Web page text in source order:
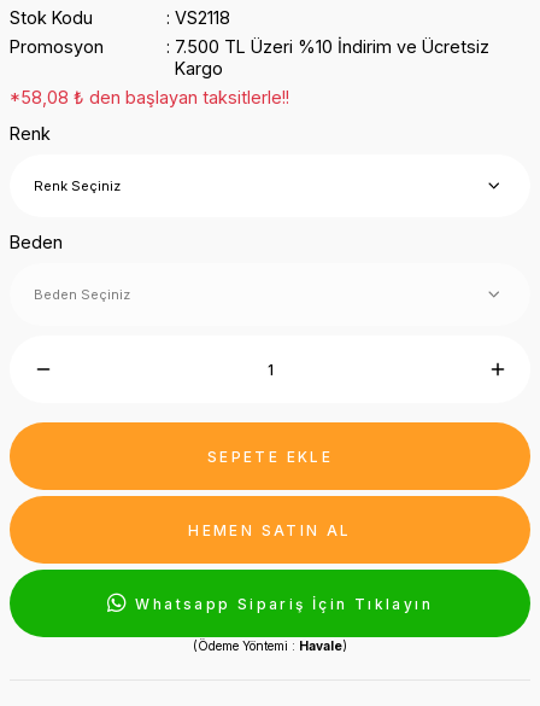
Stok Kodu
VS2118
Promosyon
7.500 TL Üzeri %10 İndirim ve Ücretsiz
Kargo
*58,08 ₺ den başlayan taksitlerle!!
Renk
Beden
SEPETE EKLE
HEMEN SATIN AL
Whatsapp Sipariş İçin Tıklayın
(Ödeme Yöntemi : Havale)